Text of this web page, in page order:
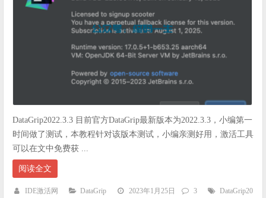
DataGrip2022.3.3 目前官方DataGrip最新版本为2022.3.3，小编第一
时间做了测试，本教程针对该版本测试，小编亲测好用，激活工具
可以在文中免费获 ...
阅读全文
IDE激活网 DataGrip 2023年1月25日 3
DataGrip20